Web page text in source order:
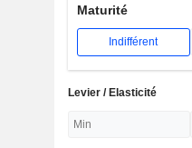
Maturité
Indifférent
Levier / Elasticité